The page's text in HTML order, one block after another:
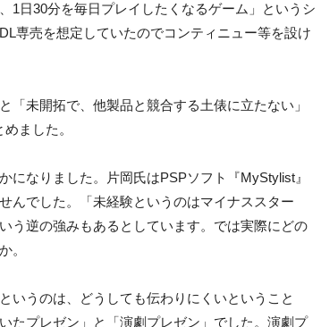
1日30分を毎日プレイしたくなるゲーム」というシ
専売を想定していたのでコンティニュー等を設け
「未開拓で、他製品と競合する土俵に立たない」
ました。
になりました。片岡氏はPSPソフト『MyStylist』
んでした。「未経験というのはマイナススター
う逆の強みもあるとしています。では実際にどの
。
いうのは、どうしても伝わりにくいということ
たプレゼン」と「演劇プレゼン」でした。演劇プ